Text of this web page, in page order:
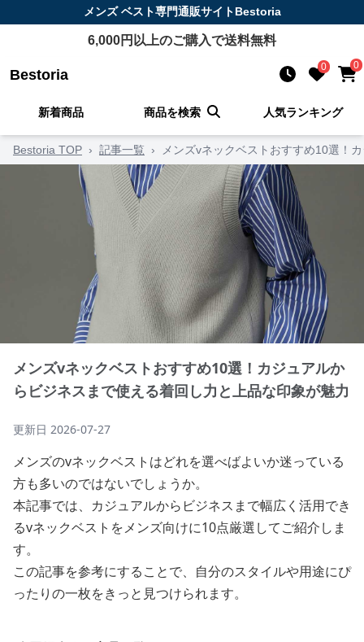
メンズ ベスト専門通販サイトBestoria
6,000円以上のご購入で送料無料
Bestoria 0 0
新着商品 商品を検索 人気ランキング
Bestoria TOP › 記事一覧 › メンズvネックベストおすすめ10選！
メンズvネックベストおすすめ10選！カジュアルか
らビジネスまで使える着回し力と上品な印象が魅力
更新日 2026-07-27
メンズのvネックベストはどれを選べばよいか迷っている
方も多いのではないでしょうか。
本記事では、カジュアルからビジネスまで幅広く活用でき
るvネックベストをメンズ向けに10点厳選してご紹介しま
す。
この記事を参考にすることで、自分のスタイルや用途にぴ
ったりの一枚をきっと見つけられます。